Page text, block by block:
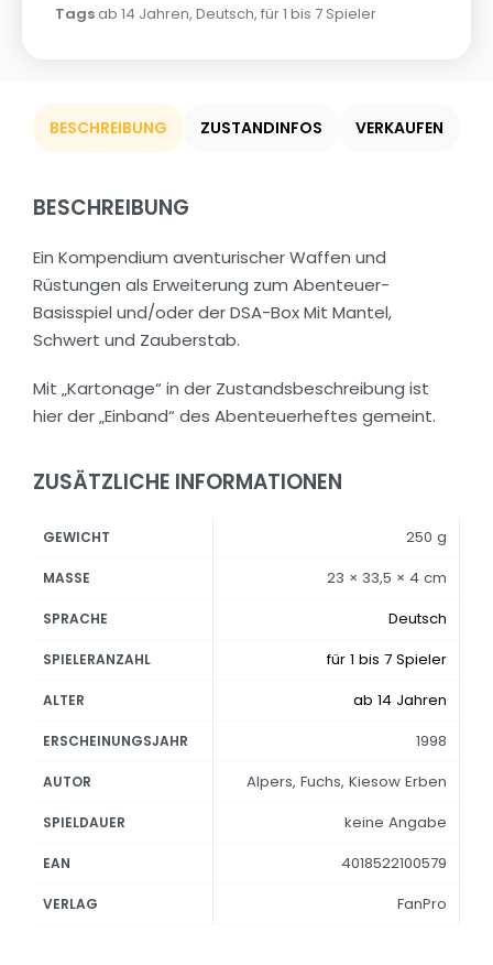
Tags ab 14 Jahren, Deutsch, für 1 bis 7 Spieler
BESCHREIBUNG ZUSTANDINFOS VERKAUFEN
BESCHREIBUNG
Ein Kompendium aventurischer Waffen und
Rüstungen als Erweiterung zum Abenteuer-
Basisspiel und/oder der DSA-Box Mit Mantel,
Schwert und Zauberstab.
Mit „Kartonage“ in der Zustandsbeschreibung ist
hier der „Einband“ des Abenteuerheftes gemeint.
ZUSÄTZLICHE INFORMATIONEN
GEWICHT 250 g
MASSE 23 × 33,5 × 4 cm
SPRACHE Deutsch
SPIELERANZAHL für 1 bis 7 Spieler
ALTER ab 14 Jahren
ERSCHEINUNGSJAHR 1998
AUTOR Alpers, Fuchs, Kiesow Erben
SPIELDAUER keine Angabe
EAN 4018522100579
VERLAG FanPro